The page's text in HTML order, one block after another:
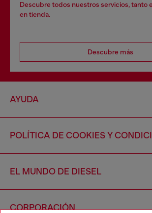
Descubre todos nuestros servicios, tanto
en tienda.
Descubre más
AYUDA
POLÍTICA DE COOKIES Y
EL MUNDO DE DIESEL
CORPORACIÓN